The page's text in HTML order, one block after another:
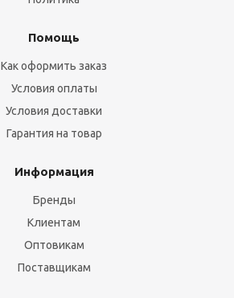
Помощь
Как оформить заказ
Условия оплаты
Условия доставки
Гарантия на товар
Информация
Бренды
Клиентам
Оптовикам
Поставщикам